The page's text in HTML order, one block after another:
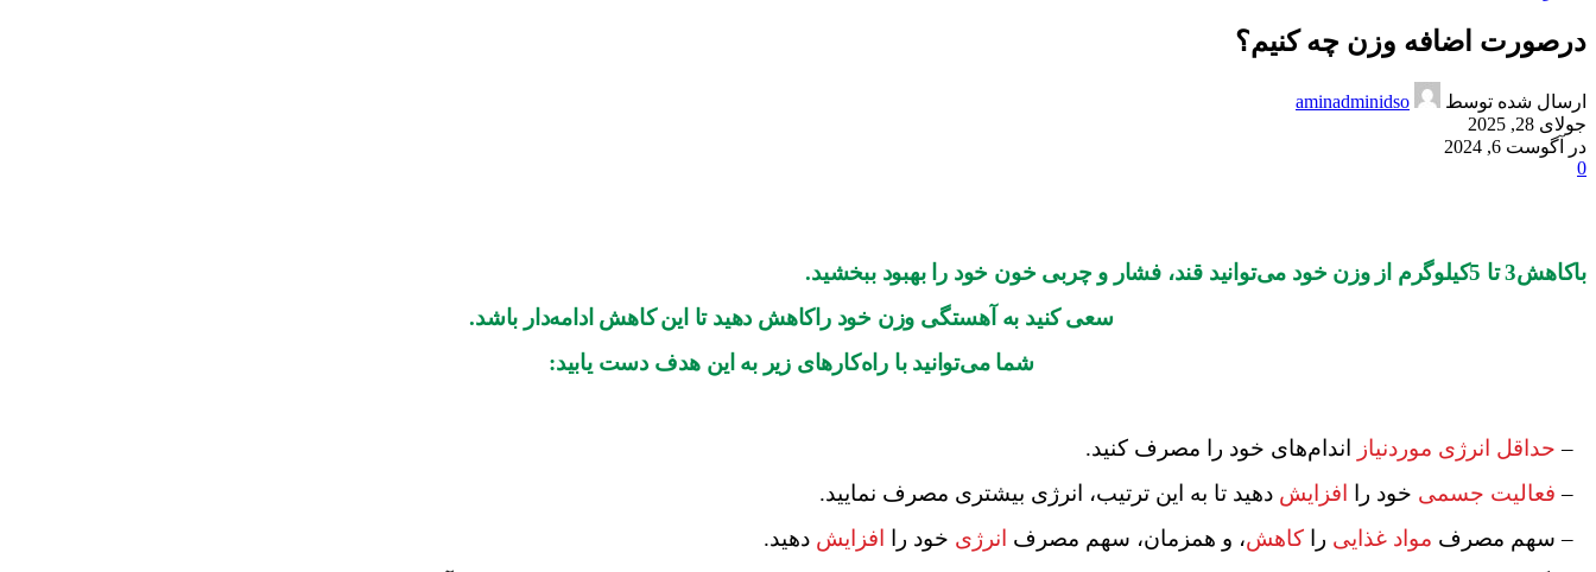
درصورت اضافه وزن چه کنیم؟
ارسال شده توسط
aminadminidso
جولای 28, 2025
در آگوست 6, 2024
0
باکاهش3 تا 5کیلوگرم از وزن خود می
توانید قند، فشار و چربی خون خود را بهبود ببخشید.
سعی کنید به آهستگی وزن خود راکاهش دهید تا این کاهش ادامهدار باشد.
شما میتوانید با راهکارهای زیر به این هدف دست یابید:
– حداقل انرژی موردنیاز اندامهای خود را مصرف کنید.
–فعالیت جسمی خود را افزایش دهید تا به این ترتیب، انرژی بیشتری مصرف نمایید.
– سهم مصرف مواد غذایی راکاهش، و همزمان، سهم مصرف انرژی خود را افزایشدهید.